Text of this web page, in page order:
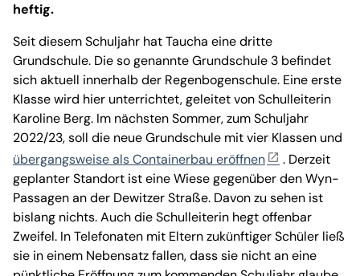
heftig.
Seit diesem Schuljahr hat Taucha eine dritte
Grundschule. Die so genannte Grundschule 3 befindet
sich aktuell innerhalb der Regenbogenschule. Eine erste
Klasse wird hier unterrichtet, geleitet von Schulleiterin
Karoline Berg. Im nächsten Sommer, zum Schuljahr
2022/23, soll die neue Grundschule mit vier Klassen und
übergangsweise als Containerbau eröffnen
. Derzeit
geplanter Standort ist eine Wiese gegenüber den Wyn-
Passagen an der Dewitzer Straße. Davon zu sehen ist
bislang nichts. Auch die Schulleiterin hegt offenbar
Zweifel. In Telefonaten mit Eltern zukünftiger Schüler ließ
sie in einem Nebensatz fallen, dass sie nicht an eine